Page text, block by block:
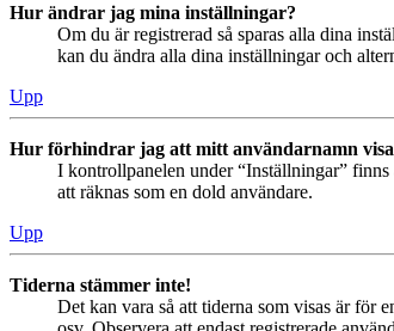
Hur ändrar jag mina inställningar?
Om du är registrerad så sparas alla dina
kan du ändra alla dina inställningar och
Upp
Hur förhindrar jag att mitt användarnamn
I kontrollpanelen under “Inställningar”
att räknas som en dold användare.
Upp
Tiderna stämmer inte!
Det kan vara så att tiderna som visas är för